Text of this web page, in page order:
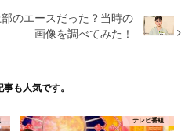
のエースだった？当時の
画像を調べてみた！
も人気です。
テレビ番組